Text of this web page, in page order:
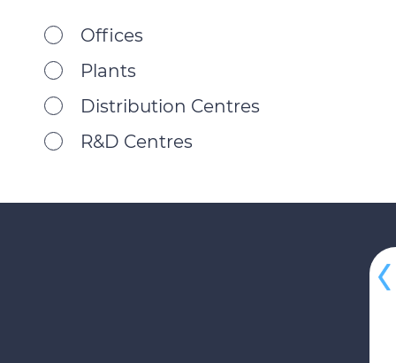
Offices
Plants
Distribution Centres
R&D Centres